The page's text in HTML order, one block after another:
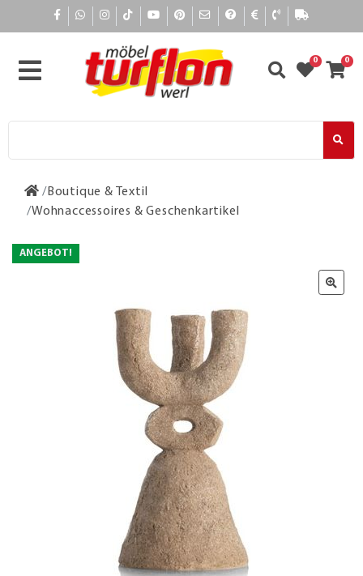
0 0
Boutique & Textil
Wohnaccessoires & Geschenkartikel
ANGEBOT!